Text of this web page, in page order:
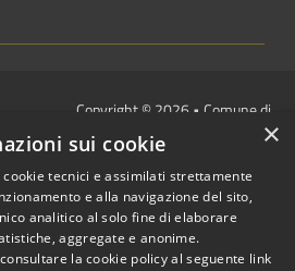
cittadini
Copyright © 2026 • Comune di
Villongo • Powered by
redazione
×
sui cookie
tecnici e assimilati strettamente
e alla navigazione del sito,
analitico al solo fine di elaborare
aggregate e anonime.
la cookie policy al seguente link